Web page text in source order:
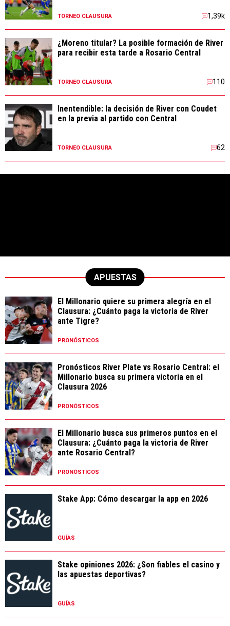
TORNEO CLAUSURA 1,39k
¿Moreno titular? La posible formación de River
para recibir esta tarde a Rosario Central
TORNEO CLAUSURA 110
Inentendible: la decisión de River con Coudet
en la previa al partido con Central
TORNEO CLAUSURA 62
APUESTAS
El Millonario quiere su primera alegría en el
Clausura: ¿Cuánto paga la victoria de River
ante Tigre?
PRONÓSTICOS
Pronósticos River Plate vs Rosario Central: el
Millonario busca su primera victoria en el
Clausura 2026
PRONÓSTICOS
El Millonario busca sus primeros puntos en el
Clausura: ¿Cuánto paga la victoria de River
ante Rosario Central?
PRONÓSTICOS
Stake App: Cómo descargar la app en 2026
GUÍAS
Stake opiniones 2026: ¿Son fiables el casino y
las apuestas deportivas?
GUÍAS